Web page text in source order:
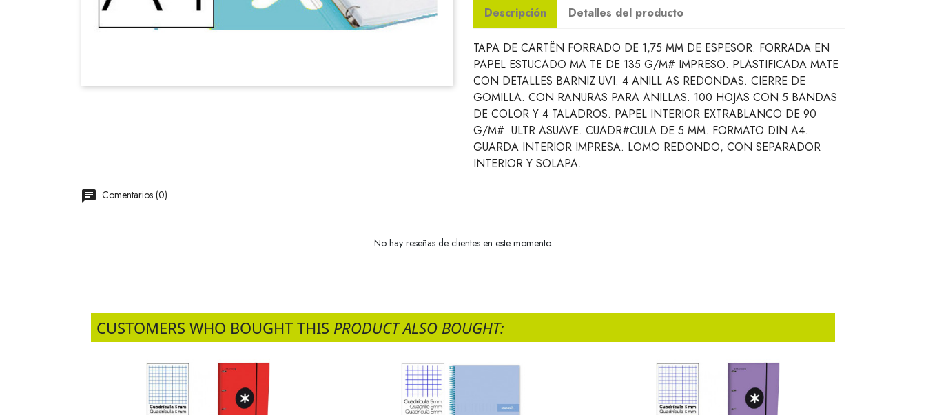
Descripción Detalles del producto
TAPA DE CARTËN FORRADO DE 1,75 MM DE ESPESOR. FORRADA EN
PAPEL ESTUCADO MA TE DE 135 G/M# IMPRESO. PLASTIFICADA MATE
CON DETALLES BARNIZ UVI. 4 ANILL AS REDONDAS. CIERRE DE
GOMILLA. CON RANURAS PARA ANILLAS. 100 HOJAS CON 5 BANDAS
DE COLOR Y 4 TALADROS. PAPEL INTERIOR EXTRABLANCO DE 90
G/M#. ULTR ASUAVE. CUADR#CULA DE 5 MM. FORMATO DIN A4.
GUARDA INTERIOR IMPRESA. LOMO REDONDO, CON SEPARADOR
INTERIOR Y SOLAPA.
Comentarios (0)
No hay reseñas de clientes en este momento.
CUSTOMERS WHO BOUGHT THIS PRODUCT ALSO BOUGHT: